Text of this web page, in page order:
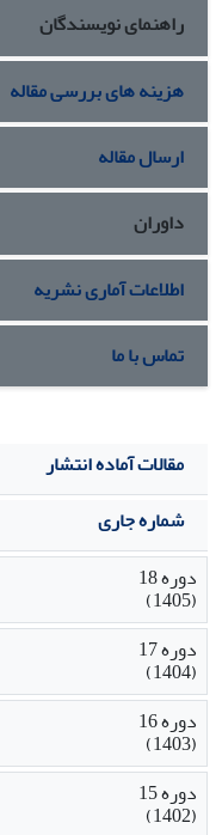
راهنمای نویسندگان
هزینه های بررسی مقاله
ارسال مقاله
داوران
اطلاعات آماری نشریه
تماس با ما
مقالات آماده انتشار
شماره جاری
دوره 18
(1405)
دوره 17
(1404)
دوره 16
(1403)
دوره 15
(1402)